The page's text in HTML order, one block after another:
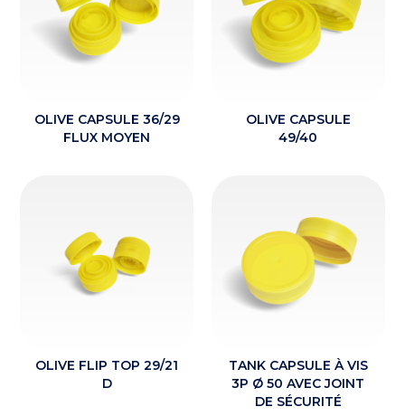
OLIVE CAPSULE 36/29
FLUX MOYEN
OLIVE CAPSULE
49/40
OLIVE FLIP TOP 29/21
D
TANK CAPSULE À VIS
3P Ø 50 AVEC JOINT
DE SÉCURITÉ